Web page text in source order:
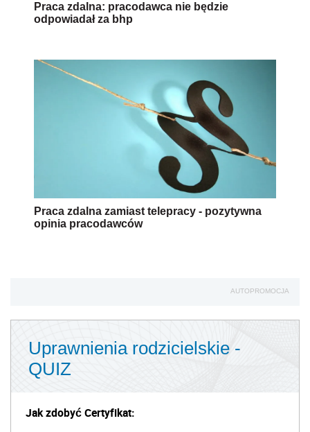
Praca zdalna: pracodawca nie będzie
odpowiadał za bhp
Praca zdalna zamiast telepracy - pozytywna
opinia pracodawców
AUTOPROMOCJA
Uprawnienia rodzicielskie -
QUIZ
Jak zdobyć Certyfikat: